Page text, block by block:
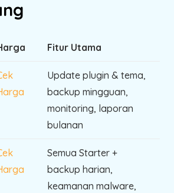
Fitur Utama
Update plugin & tema,
backup mingguan,
monitoring, laporan
bulanan
Semua Starter +
backup harian,
keamanan malware,